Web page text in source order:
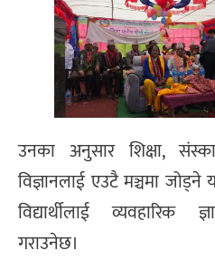
उनका अनुसार शिक्षा,
विज्ञानलाई एउटै मञ्चमा जोड्ने
विद्यार्थीलाई व्यवहारिक
गराउनेछ।